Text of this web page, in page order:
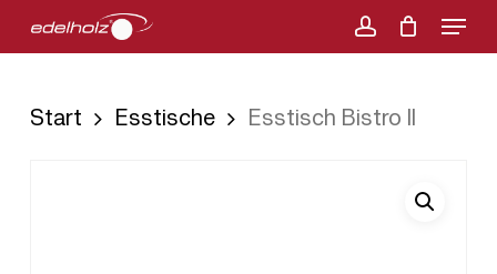
Skip
to
account
Menu
Start Esstische Esstisch Bistro II